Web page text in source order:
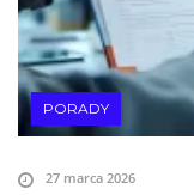
PORADY
27 marca 2026